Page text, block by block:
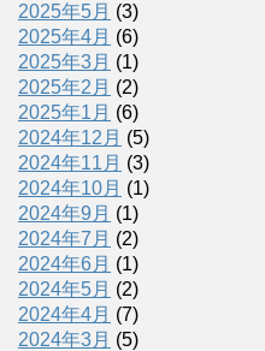
2025年5月 (3)
2025年4月 (6)
2025年3月 (1)
2025年2月 (2)
2025年1月 (6)
2024年12月 (5)
2024年11月 (3)
2024年10月 (1)
2024年9月 (1)
2024年7月 (2)
2024年6月 (1)
2024年5月 (2)
2024年4月 (7)
2024年3月 (5)